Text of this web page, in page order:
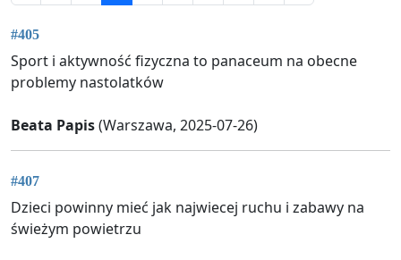
#405
Sport i aktywność fizyczna to panaceum na obecne
problemy nastolatków
Beata Papis(Warszawa, 2025-07-26)
#407
Dzieci powinny mieć jak najwiecej ruchu i zabawy na
świeżym powietrzu